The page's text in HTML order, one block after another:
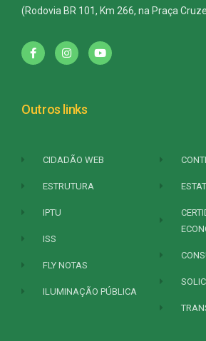
(Rodovia BR 101, Km 266, na Praça
Outros links
CIDADÃO WEB
ESTRUTURA
IPTU
ISS
FLY NOTAS
ILUMINAÇÃO PÚBLICA